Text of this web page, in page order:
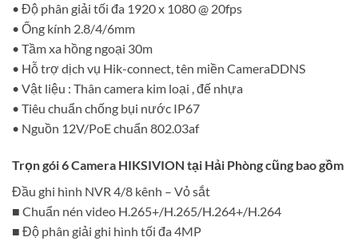
• Độ phân giải tối đa 1920 x 1080 @ 20fps
• Ống kính 2.8/4/6mm
• Tầm xa hồng ngoại 30m
• Hỗ trợ dịch vụ Hik-connect, tên miền CameraDDNS
• Vật liệu : Thân camera kim loại , đế nhựa
• Tiêu chuẩn chống bụi nước IP67
• Nguồn 12V/PoE chuẩn 802.03af
Trọn gói 6 Camera HIKSIVION tại Hải Phòng cũng bao gồm
Đầu ghi hình NVR 4/8 kênh – Vỏ sắt
■ Chuẩn nén video H.265+/H.265/H.264+/H.264
■ Độ phân giải ghi hình tối đa 4MP